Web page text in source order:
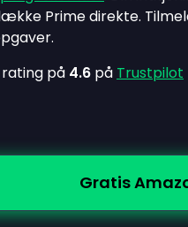
Prime direkte.
på 4.6 på Trustpilot
Gratis